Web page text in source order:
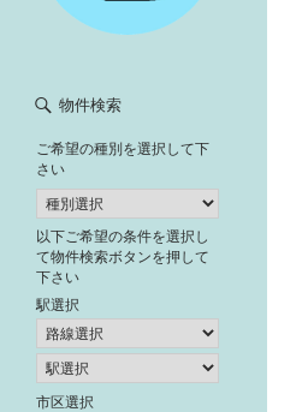
物件検索
ご希望の種別を選択して下
さい
以下ご希望の条件を選択し
て物件検索ボタンを押して
下さい
駅選択
市区選択